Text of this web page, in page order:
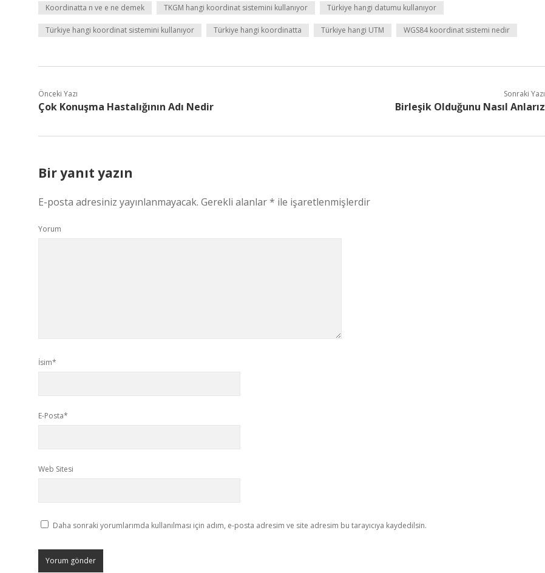
Koordinatta n ve e ne demek TKGM hangi koordinat sistemini kullanıyor Türkiye hangi datumu kullanıyor
Türkiye hangi koordinat sistemini kullanıyor Türkiye hangi koordinatta Türkiye hangi UTM WGS84 koordinat sistemi nedir
Önceki Yazı
Çok Konuşma Hastalığının Adı Nedir
Sonraki Yazı
Birleşik Olduğunu Nasıl Anlarız
Bir yanıt yazın
E-posta adresiniz yayınlanmayacak. Gerekli alanlar* ile işaretlenmişlerdir
Yorum
İsim*
E-Posta*
Web Sitesi
Daha sonraki yorumlarımda kullanılması için adım, e-posta adresim ve site adresim bu tarayıcıya kaydedilsin.